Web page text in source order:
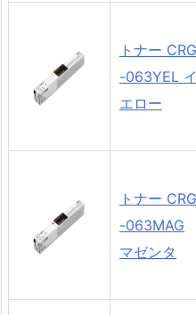
トナー CRG
-063YEL イ
エロー
トナー CRG
-063MAG
マゼンタ